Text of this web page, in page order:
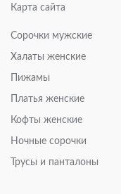
Карта сайта
Сорочки мужские
Халаты женские
Пижамы
Платья женские
Кофты женские
Ночные сорочки
Трусы и панталоны